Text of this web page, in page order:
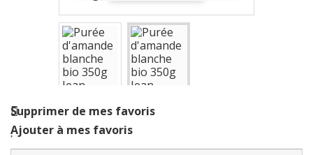
Supprimer de mes favoris
Ajouter à mes favoris